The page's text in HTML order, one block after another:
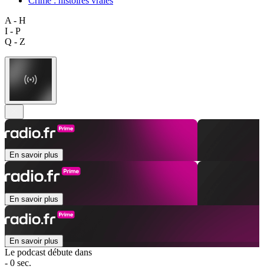
A - H
I - P
Q - Z
En savoir plus
En savoir plus
En savoir plus
Le podcast débute dans
- 0 sec.